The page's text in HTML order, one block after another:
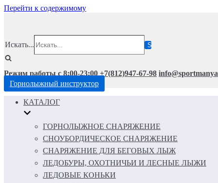
Перейти к содержимому
Искать...
Режим работы с 8:00-23:00 +7(812)947-67-98
Горнолыжный инструктор
КАТАЛОГ
ГОРНОЛЫЖНОЕ СНАРЯЖЕНИЕ
СНОУБОРДИЧЕСКОЕ СНАРЯЖЕНИЕ
СНАРЯЖЕНИЕ ДЛЯ БЕГОВЫХ ЛЫЖ
ЛЕДОБУРЫ, ОХОТНИЧЬИ И ЛЕСНЫЕ ЛЫЖИ
ЛЕДОВЫЕ КОНЬКИ